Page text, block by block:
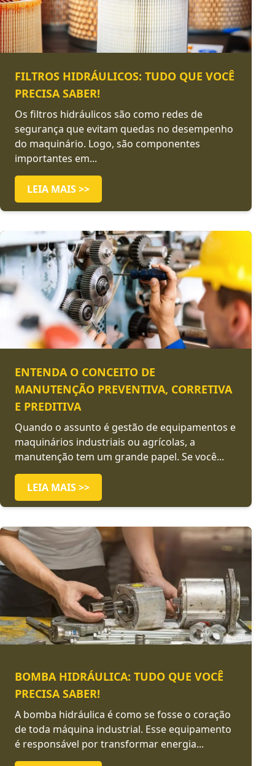
FILTROS HIDRÁULICOS: TUDO QUE VOCÊ
PRECISA SABER!
Os filtros hidráulicos são como redes de
segurança que evitam quedas no desempenho
do maquinário. Logo, são componentes
importantes em...
LEIA MAIS >>
ENTENDA O CONCEITO DE
MANUTENÇÃO PREVENTIVA, CORRETIVA
E PREDITIVA
Quando o assunto é gestão de equipamentos e
maquinários industriais ou agrícolas, a
manutenção tem um grande papel. Se você...
LEIA MAIS >>
BOMBA HIDRÁULICA: TUDO QUE VOCÊ
PRECISA SABER!
A bomba hidráulica é como se fosse o coração
de toda máquina industrial. Esse equipamento
é responsável por transformar energia...